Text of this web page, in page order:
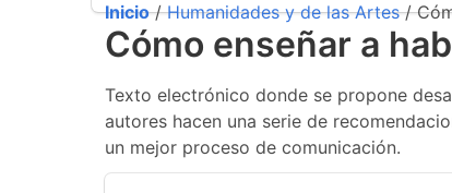
Inicio/Humanidades y de las Artes/
Cómo enseñar a
Texto electrónico donde se propone
autores hacen una serie de
un mejor proceso de comunicación.